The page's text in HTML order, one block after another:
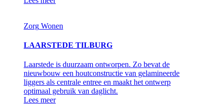
Zorg Wonen
LAARSTEDE TILBURG
Laarstede is duurzaam ontworpen. Zo bevat de
nieuwbouw een houtconstructie van gelamineerde
liggers als centrale entree en maakt het ontwerp
optimaal gebruik van daglicht.
Lees meer